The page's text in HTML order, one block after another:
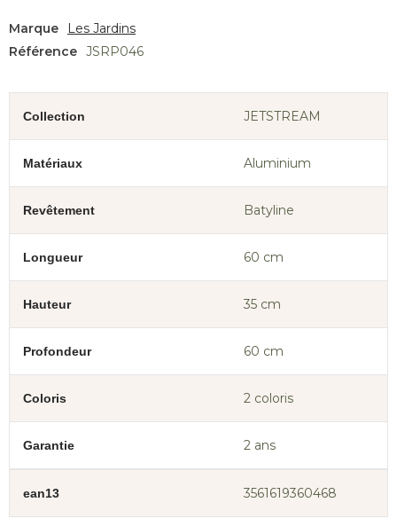
Marque
Les Jardins
Référence JSRP046
Collection JETSTREAM
Matériaux Aluminium
Revêtement Batyline
Longueur 60 cm
Hauteur 35 cm
Profondeur 60 cm
Coloris 2 coloris
Garantie 2 ans
ean13 3561619360468